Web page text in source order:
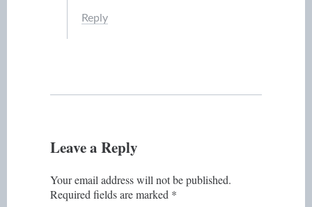
Reply
Leave a Reply
Your email address will not be published.
Required fields are marked *